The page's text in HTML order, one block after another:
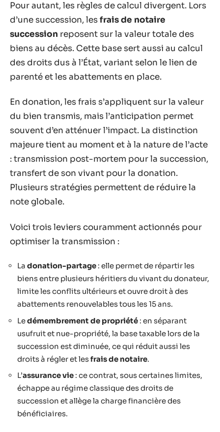
Pour autant, les règles de calcul divergent. Lors
d’une succession, lesfrais de notaire
succession reposent sur la valeur totale des
biens au décès. Cette base sert aussi au calcul
des droits dus à l’État, variant selon le lien de
parenté et les abattements en place.
En donation, les frais s’appliquent sur la valeur
du bien transmis, mais l’anticipation permet
souvent d’en atténuer l’impact. La distinction
majeure tient au moment et à la nature de l’acte
: transmission post-mortem pour la succession,
transfert de son vivant pour la donation.
Plusieurs stratégies permettent de réduire la
note globale.
Voici trois leviers couramment actionnés pour
optimiser la transmission :
La donation-partage : elle permet de répartir les
biens entre plusieurs héritiers du vivant du donateur,
limite les conflits ultérieurs et ouvre droit à des
abattements renouvelables tous les 15 ans.
Ledémembrement de propriété : en séparant
usufruit et nue-propriété, la base taxable lors de la
succession est diminuée, ce qui réduit aussi les
droits à régler et lesfrais de notaire.
L’assurance vie : ce contrat, sous certaines limites,
échappe au régime classique des droits de
succession et allège la charge financière des
bénéficiaires.